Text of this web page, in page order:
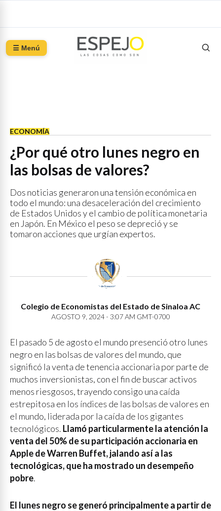
☰ Menú
ECONOMÍA
¿Por qué otro lunes negro en
las bolsas de valores?
Dos noticias generaron una tensión económica en
todo el mundo: una desaceleración del crecimiento
de Estados Unidos y el cambio de política monetaria
en Japón. En México el peso se depreció y se
tomaron acciones que urgían expertos.
Colegio de Economistas del Estado de Sinaloa AC
AGOSTO 9, 2024 - 3:07 AM GMT-0700
El pasado 5 de agosto el mundo presenció otro lunes
negro en las bolsas de valores del mundo, que
significó la venta de tenencia accionaria por parte de
muchos inversionistas, con el fin de buscar activos
menos riesgosos, trayendo consigo una caída
estrepitosa en los índices de las bolsas de valores en
el mundo, liderada por la caída de los gigantes
tecnológicos. Llamó particularmente la atención la
venta del 50% de su participación accionaria en
Apple de Warren Buffet, jalando así a las
tecnológicas, que ha mostrado un desempeño
pobre.
El lunes negro se generó principalmente a partir de